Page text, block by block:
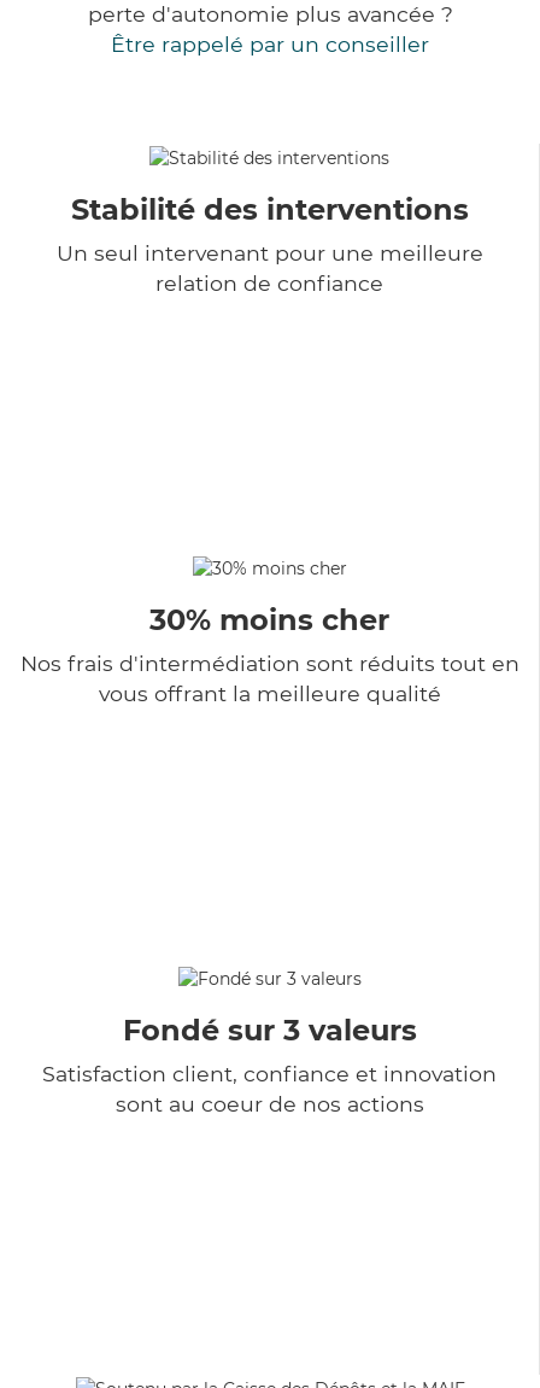
perte d'autonomie plus avancée ?
Être rappelé par un conseiller
Stabilité des interventions
Un seul intervenant pour une meilleure
relation de confiance
30% moins cher
Nos frais d'intermédiation sont réduits tout en
vous offrant la meilleure qualité
Fondé sur 3 valeurs
Satisfaction client, confiance et innovation
sont au coeur de nos actions